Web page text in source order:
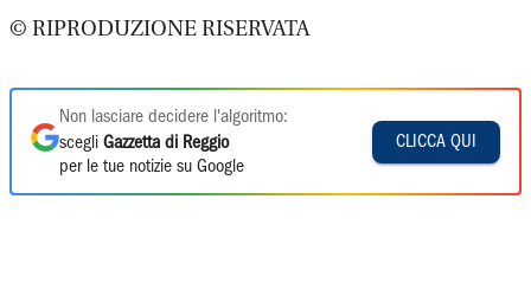
© RIPRODUZIONE RISERVATA
Non lasciare decidere l'algoritmo:
scegli Gazzetta di Reggio
per le tue notizie su Google
CLICCA QUI